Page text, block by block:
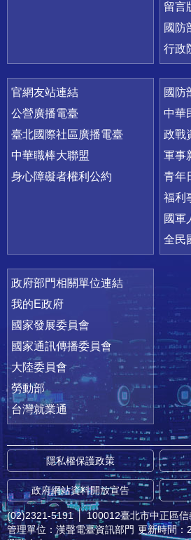
留言
國防
行政
官網友站連結
公營廣播電臺
臺北國際社區廣播電臺
中華職棒大聯盟
身心障礙者權利公約
國防
中華
政戰
軍事
青年
福利
國軍
全民
政府部門相關單位連結
我的E政府
國家發展委員會
國家通訊傳播委員會
大陸委員會
勞動部
台灣就業通
隱私權保護政策
政府網站資料開放宣告
(02)2321-5191 │ 100012臺北市中正區
管理單位：漢聲電臺資訊部門 更新時間：